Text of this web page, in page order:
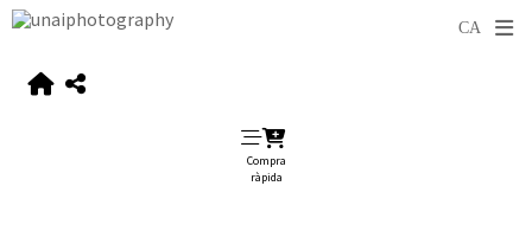
Compra
ràpida